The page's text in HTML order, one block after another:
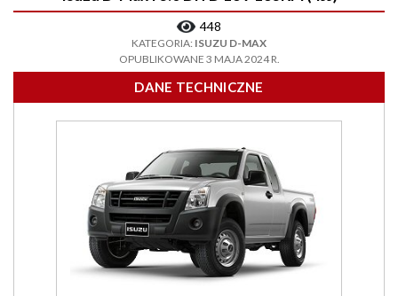
448
KATEGORIA: ISUZU D-MAX
OPUBLIKOWANE 3 MAJA 2024 R.
DANE TECHNICZNE